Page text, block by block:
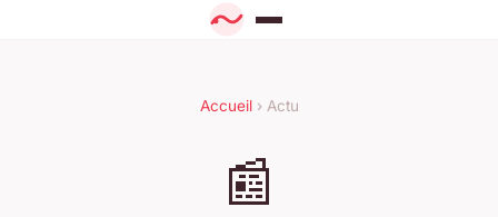
Accueil› Actu
📰